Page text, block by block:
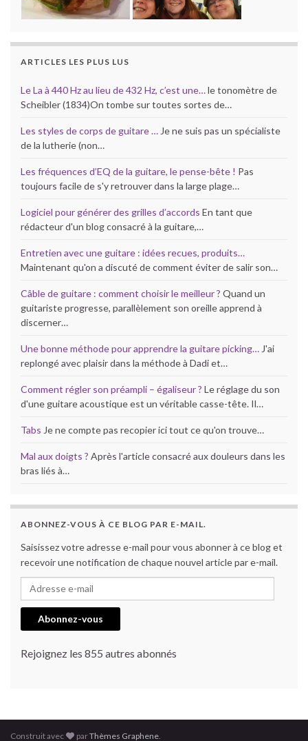
ARTICLES LES PLUS LUS
Le La à 440 Hz au lieu de 432 Hz, c’est une…le tonomètre de
Scheibler (1834)On tombe sur toutes sortes de…
Les styles de corps de guitare … Je ne suis pas un spécialiste
de la lutherie (non…
Les fréquences d’EQ de la guitare, le pense-bête ! Pas
toujours facile de s'y retrouver dans la large plage…
Logiciel pour générer des grilles d’accords En tant que
rédacteur d'un blog consacré à la guitare,…
Entretien avec une guitare : idées recues, produits…
Maintenant qu'on a discuté de comment éviter de salir son…
Câble de guitare : comment choisir le meilleur ? Quand un
guitariste progresse, parallèlement son oreille apprend à
discerner…
Une bonne méthode pour apprendre la guitare picking… J'ai
replongé avec plaisir dans la méthode à Dadi et…
Comment régler son préampli – égaliseur ? Le réglage du son
d'une guitare acoustique est un véritable casse-tête. Il…
Tabs Je ne compte pas recopier ici tout ce qu'on trouve…
Mal aux doigts ? Après l'article consacré aux douleurs dans les
bras liés à…
ABONNEZ-VOUS À CE BLOG PAR E-MAIL.
Saisissez votre adresse e-mail pour vous abonner à ce blog et
recevoir une notification de chaque nouvel article par e-mail.
Adresse e-mail
Abonnez-vous
Rejoignez les 855 autres abonnés
Construit avec parThèmes Graphene